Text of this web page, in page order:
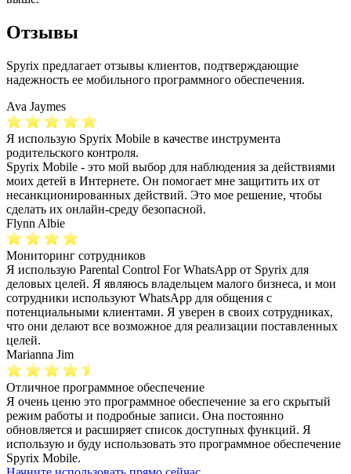
Отзывы
Spyrix предлагает отзывы клиентов, подтверждающие
надежность ее мобильного программного обеспечения.
Ava Jaymes
Я использую Spyrix Mobile в качестве инструмента
родительского контроля.
Spyrix Mobile - это мой выбор для наблюдения за действиями
моих детей в Интернете. Он помогает мне защитить их от
несанкционированных действий. Это мое решение, чтобы
сделать их онлайн-среду безопасной.
Flynn Albie
Мониторинг сотрудников
Я использую Parental Control For WhatsApp от Spyrix для
деловых целей. Я являюсь владельцем малого бизнеса, и мои
сотрудники используют WhatsApp для общения с
потенциальными клиентами. Я уверен в своих сотрудниках,
что они делают все возможное для реализации поставленных
целей.
Marianna Jim
Отличное программное обеспечение
Я очень ценю это программное обеспечение за его скрытый
режим работы и подробные записи. Она постоянно
обновляется и расширяет список доступных функций. Я
использую и буду использовать это программное обеспечение
Spyrix Mobile.